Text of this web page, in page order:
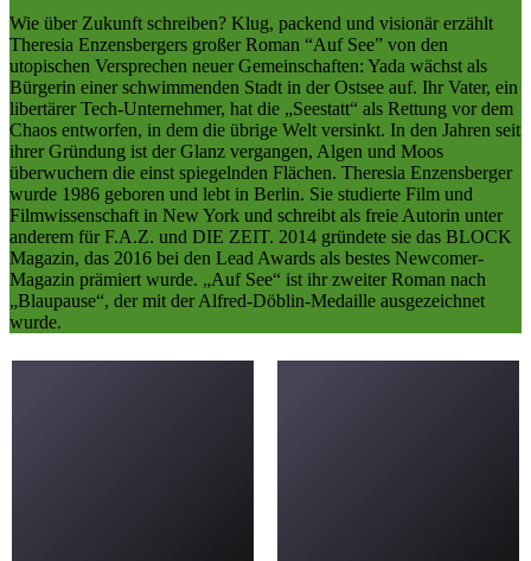
Wie über Zukunft schreiben? Klug, packend und visionär erzählt
Theresia Enzensbergers großer Roman “Auf See” von den
utopischen Versprechen neuer Gemeinschaften: Yada wächst als
Bürgerin einer schwimmenden Stadt in der Ostsee auf. Ihr Vater, ein
libertärer Tech-Unternehmer, hat die „Seestatt“ als Rettung vor dem
Chaos entworfen, in dem die übrige Welt versinkt. In den Jahren seit
ihrer Gründung ist der Glanz vergangen, Algen und Moos
überwuchern die einst spiegelnden Flächen. Theresia Enzensberger
wurde 1986 geboren und lebt in Berlin. Sie studierte Film und
Filmwissenschaft in New York und schreibt als freie Autorin unter
anderem für F.A.Z. und DIE ZEIT. 2014 gründete sie das BLOCK
Magazin, das 2016 bei den Lead Awards als bestes Newcomer-
Magazin prämiert wurde. „Auf See“ ist ihr zweiter Roman nach
„Blaupause“, der mit der Alfred-Döblin-Medaille ausgezeichnet
wurde.